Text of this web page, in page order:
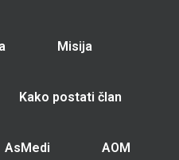
Misija
Kako postati član
AsMedi AOM